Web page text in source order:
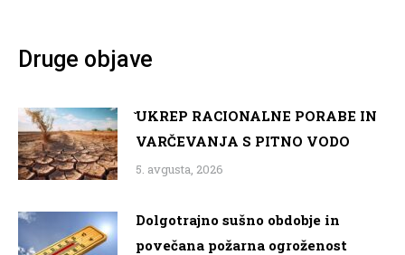
Druge objave
̌UKREP RACIONALNE PORABE IN
VARČEVANJA S PITNO VODO
5. avgusta, 2026
Dolgotrajno sušno obdobje in
povečana požarna ogroženost